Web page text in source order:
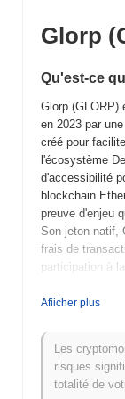
Glorp
Qu'est-ce
Glorp (GLORP)
en 2023 par
créé pour
l'écosystème
d'accessibilité
blockchain
preuve d'enjeu
Son jeton natif,
frais de
participation à
décisionnels.
utilisateurs et
caractéristique
significatif
une plateforme
Afiicher plus
Les
risques
totalité de